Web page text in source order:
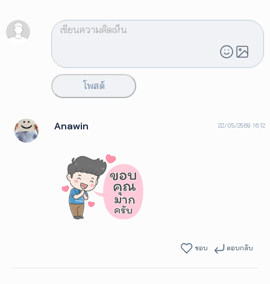
โพสต์
Anawin 22/05/2569 16:12
ชอบ ตอบกลับ